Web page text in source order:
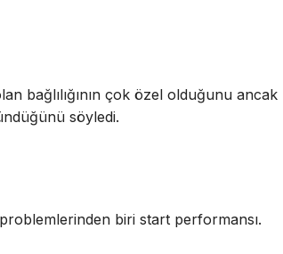
bağlılığının çok özel olduğunu ancak
söyledi.
biri start performansı.